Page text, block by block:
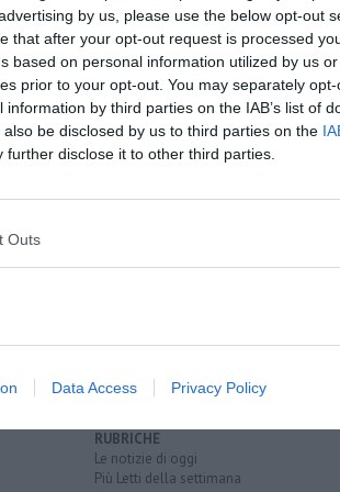
by us, please use the below opt-out
that after your opt-out request is processed
based on personal information utilized by us
prior to your opt-out. You may separately
by third parties on the IAB’s list of
be disclosed by us to third parties on the
further disclose it to other third parties.
Outs
Data Access Privacy Policy
QUInews - ToscanaMedia.
posta.
RUBRICHE
Le notizie di oggi
Più Letti della settimana